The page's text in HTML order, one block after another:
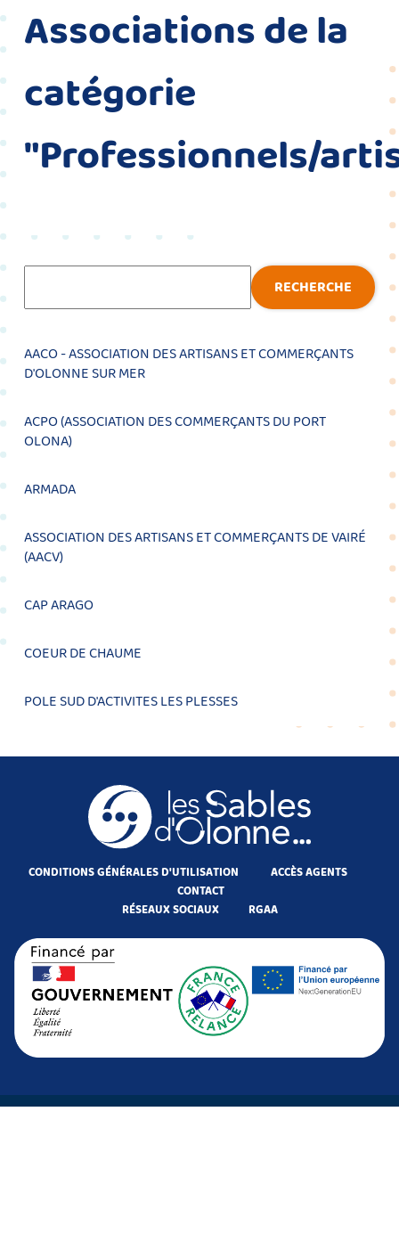
Associations de la
catégorie
"Professionnels/
RECHERCHE
AACO - ASSOCIATION DES ARTISANS ET COMMERÇANTS
D'OLONNE SUR MER
ACPO (ASSOCIATION DES COMMERÇANTS DU PORT
OLONA)
ARMADA
ASSOCIATION DES ARTISANS ET COMMERÇANTS DE VAIRÉ
(AACV)
CAP ARAGO
COEUR DE CHAUME
POLE SUD D'ACTIVITES LES PLESSES
CONDITIONS GÉNÉRALES D'UTILISATION
ACCÈS AGENTS
CONTACT
RÉSEAUX SOCIAUX
RGAA